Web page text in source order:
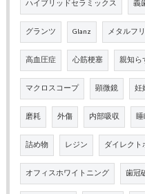
ハイブリッドセラミックス 義
グランツ Glanz メタルフ
高血圧症 心筋梗塞 親知ら
マクロスコープ 顕微鏡 妊
磨耗 外傷 内部吸収
詰め物 レジン ダイレク
オフィスホワイトニング 歯冠